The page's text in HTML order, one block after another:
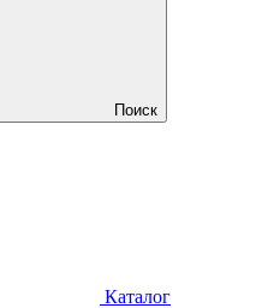
Поиск
Каталог